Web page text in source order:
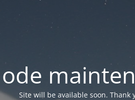
Site will be available soon. Thank